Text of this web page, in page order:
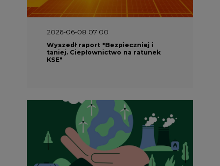
2026-06-08 07:00
Wyszedł raport "Bezpieczniej i
taniej. Ciepłownictwo na ratunek
KSE"